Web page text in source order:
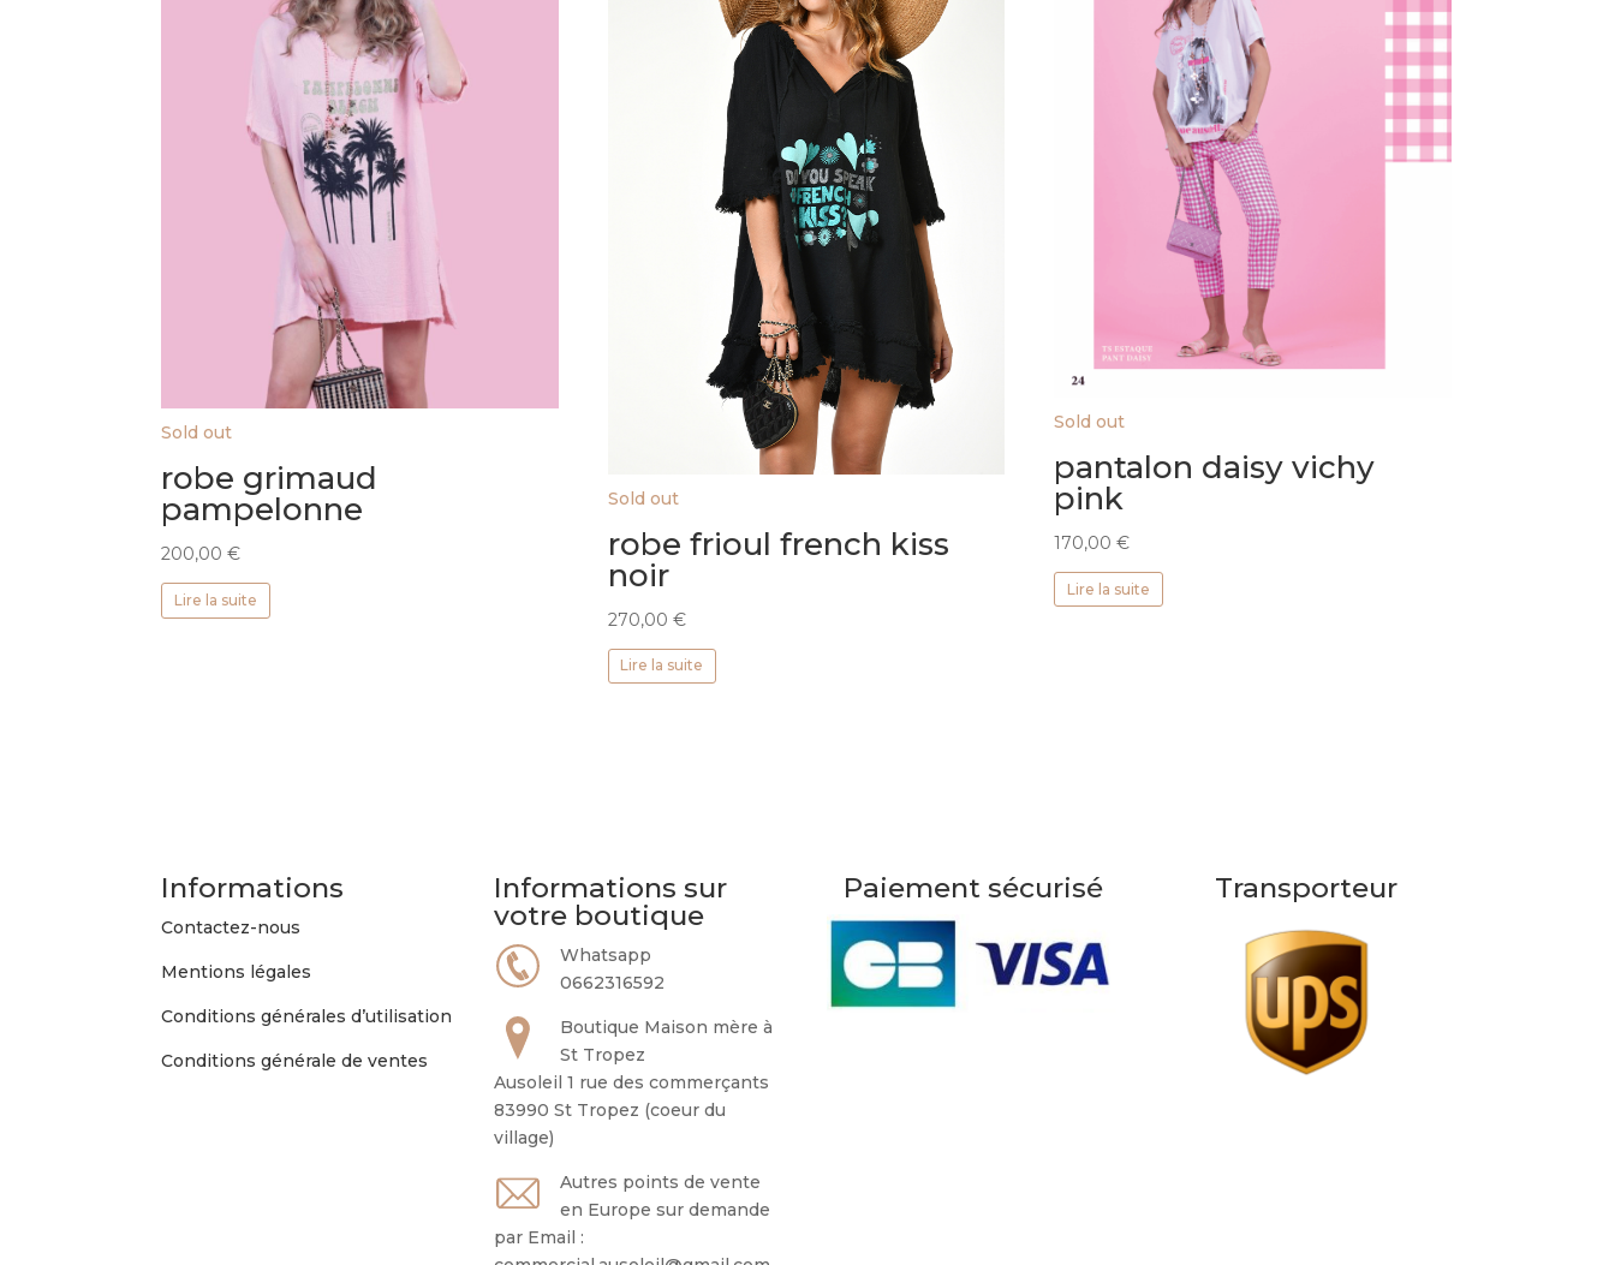
Sold out
robe grimaud
pampelonne
200,00€
Lire la suite
Sold out
robe frioul french kiss
noir
270,00 €
Lire la suite
Sold out
pantalon daisy vichy
pink
170,00€
Lire la suite
Informations
Contactez-nous
Mentions légales
Conditions générales d’utilisation
Conditions générale de ventes
Informations sur
votre boutique
Whatsapp
0662316592
Boutique Maison mère à
St Tropez
Ausoleil 1 rue des commerçants
83990 St Tropez (coeur du
village)
Autres points de vente
en Europe sur demande
par Email :
Paiement sécurisé Transporteur